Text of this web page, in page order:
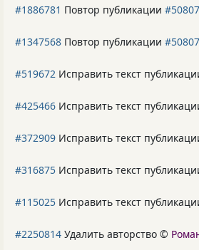
#1886781 Повтор публикации #50807
#1347568 Повтор публикации #50807
#519672 Исправить текст
#425466 Исправить текст
#372909 Исправить текст
#316875 Исправить текст
#115025 Исправить текст
#2250814 Удалить авторство ©